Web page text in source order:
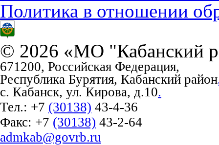
Политика в отношении
© 2026 «МО "Кабанский
671200, Российская Федерация,
Республика Бурятия, Кабанский район
с. Кабанск, ул. Кирова, д.10.
Тел.: +7 (30138) 43-4-36
Факс: +7 (30138) 43-2-64
admkab@govrb.ru